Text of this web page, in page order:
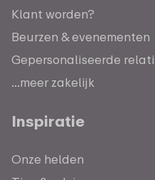
Klant worden?
Beurzen & evenementen
Gepersonaliseerde
...meer zakelijk
Inspiratie
Onze helden